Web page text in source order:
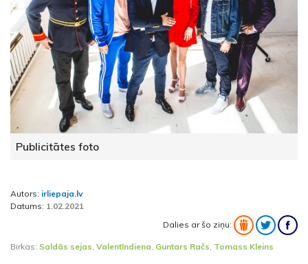
Publicitātes foto
Autors: irliepaja.lv
Datums: 1.02.2021
Dalies ar šo ziņu:
Birkas: Saldās sejas, Valentīndiena, Guntars Račs, Tomass Kleins